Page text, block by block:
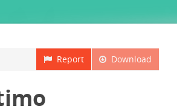
Download
Report